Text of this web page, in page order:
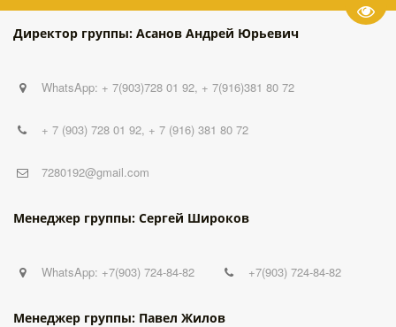
Директор группы: Асанов Андрей Юрьевич
WhatsApp: + 7(903)728 01 92, + 7(916)381 80 72
+ 7 (903) 728 01 92, + 7 (916) 381 80 72
7280192@gmail.com
Менеджер группы: Сергей Широков
WhatsApp: +7(903) 724-84-82 +7(903) 724-84-82
Менеджер группы: Павел Жилов